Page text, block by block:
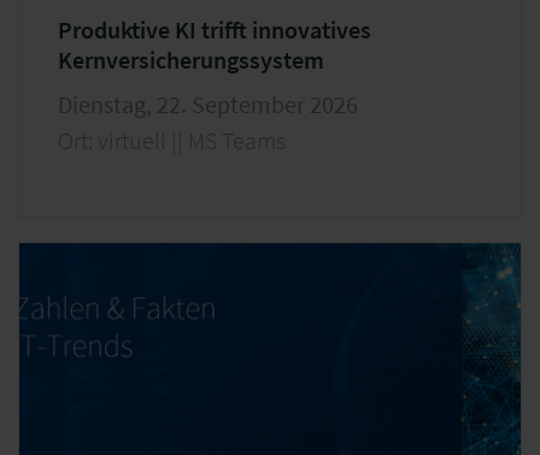
Produktive KI trifft innovatives
Kernversicherungssystem
Dienstag, 22. September 2026
Ort: virtuell || MS Teams